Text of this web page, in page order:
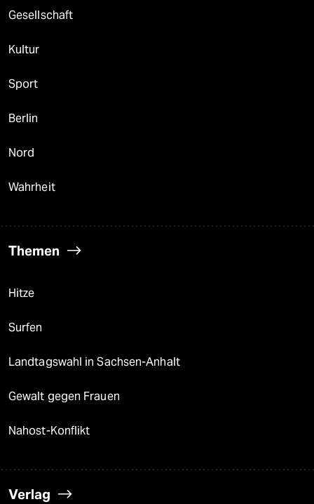
Gesellschaft
Kultur
Sport
Berlin
Nord
Wahrheit
Themen
Hitze
Surfen
Landtagswahl in Sachsen-Anhalt
Gewalt gegen Frauen
Nahost-Konflikt
Verlag